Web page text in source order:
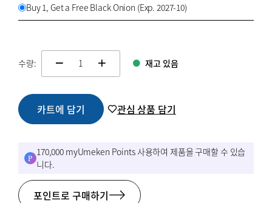
Buy 1, Get a Free Black Onion (Exp. 2027-10)
수량: change quamtity 재고 있음
카트에 담기 관심 상품 담기
170,000 myUmeken Points 사용하여 제품을 구매할 수 있습
니다.
포인트로 구매하기